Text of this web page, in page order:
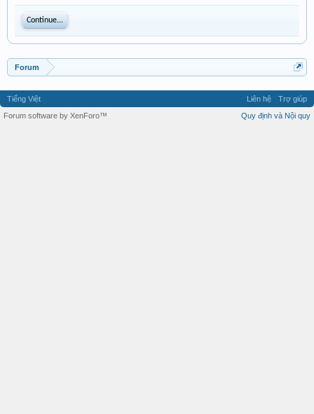
Continue...
Forum
Tiếng Việt Liên hệ
Trợ giúp
Quy định và Nội quy
Forum software by XenForo™